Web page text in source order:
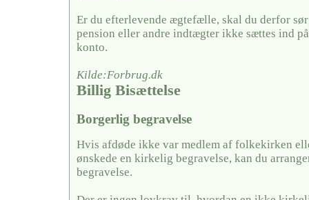
Er du efterlevende ægtefælle, skal du derfor
pension eller andre indtægter ikke sættes ind
konto.
Kilde:Forbrug.dk
Billig Bisættelse
Borgerlig begravelse
Hvis afdøde ikke var medlem af folkekirken
ønskede en kirkelig begravelse, kan du
begravelse.